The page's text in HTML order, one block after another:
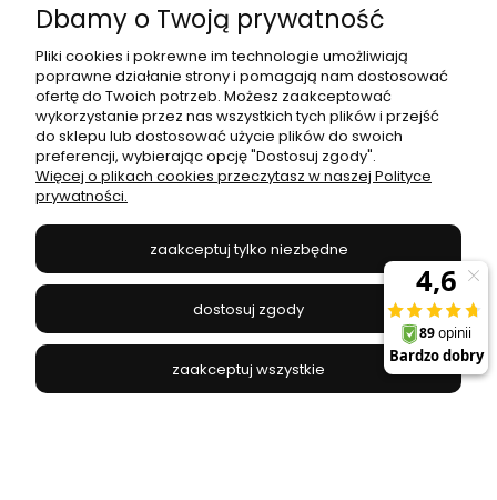
NOWODVORSKI - 7995
299,00 zł
do koszyka
Dbamy o Twoją prywatność
Pliki cookies i pokrewne im technologie umożliwiają
poprawne działanie strony i pomagają nam dostosować
ofertę do Twoich potrzeb. Możesz zaakceptować
wykorzystanie przez nas wszystkich tych plików i przejść
do sklepu lub dostosować użycie plików do swoich
preferencji, wybierając opcję "Dostosuj zgody".
Więcej o plikach cookies przeczytasz w naszej Polityce
prywatności.
zaakceptuj tylko niezbędne
dostosuj zgody
zaakceptuj wszystkie